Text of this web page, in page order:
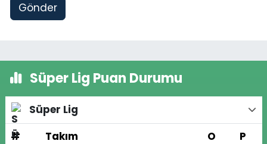
Gönder
Süper Lig Puan Durumu
Süper Lig
#
Takım O P